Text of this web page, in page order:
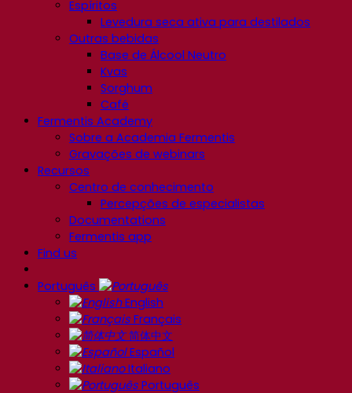
Espíritos
Levedura seca ativa para destilados
Outras bebidas
Base de Álcool Neutro
Kvas
Sorghum
Café
Fermentis Academy
Sobre a Academia Fermentis
Gravações de webinars
Recursos
Centro de conhecimento
Percepções de especialistas
Documentations
Fermentis app
Find us
Português
English
Français
简体中文
Español
Italiano
Português